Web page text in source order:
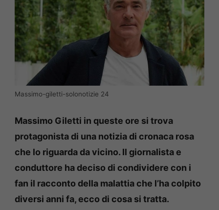
Massimo-giletti-solonotizie 24
Massimo Giletti in queste ore si trova
protagonista di una notizia di cronaca rosa
che lo riguarda da vicino. Il giornalista e
conduttore ha deciso di condividere con i
fan il racconto della malattia che l’ha colpito
diversi anni fa, ecco di cosa si tratta.